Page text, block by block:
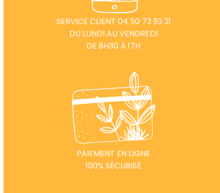
SERVICE CLIENT 04 50 73 93 31
DU LUNDI AU VENDREDI
DE 8H30 À 17H
PAIEMENT EN LIGNE
100% SÉCURISÉ